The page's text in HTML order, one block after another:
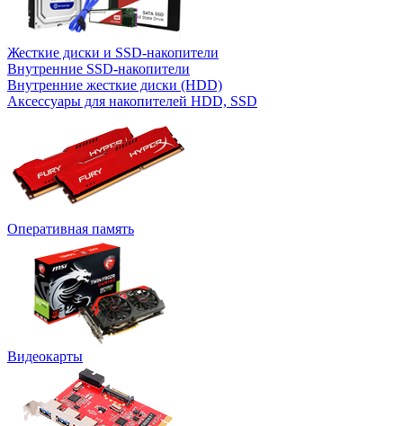
Жесткие диски и SSD-накопители
Внутренние SSD-накопители
Внутренние жесткие диски (HDD)
Аксессуары для накопителей HDD, SSD
Оперативная память
Видеокарты